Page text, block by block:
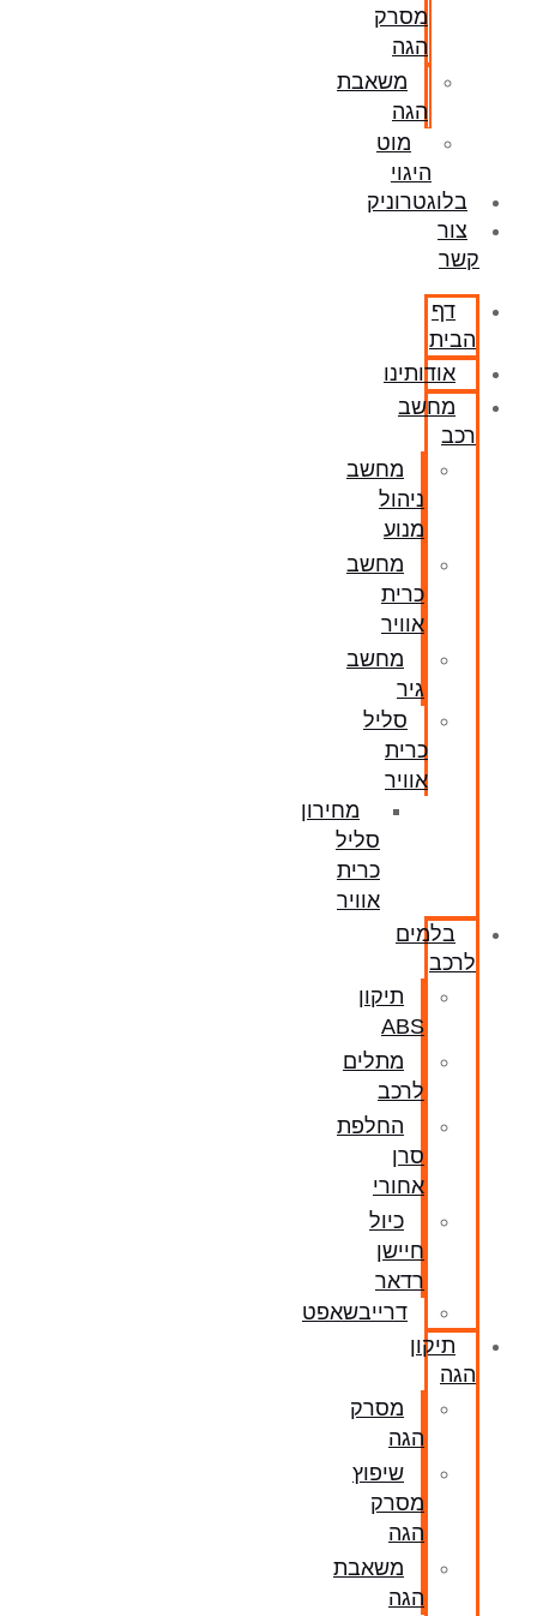
מסרק
הגה
משאבת
הגה
מוט
היגוי
בלוגטרוניק
צור
קשר
דף
הבית
אודותינו
מחשב
רכב
מחשב
ניהול
מנוע
מחשב
כרית
אוויר
מחשב
גיר
סליל
כרית
אוויר
מחירון
סליל
כרית
אוויר
בלמים
לרכב
תיקון
ABS
מתלים
לרכב
החלפת
סרן
אחורי
כיול
חיישן
רדאר
דרייבשאפט
תיקון
הגה
מסרק
הגה
שיפוץ
מסרק
הגה
משאבת
הגה